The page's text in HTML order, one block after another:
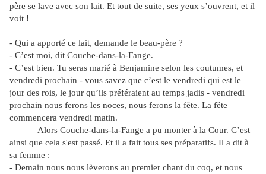
père se lave avec son lait. Et tout de suite, ses yeux s’ouvrent, et il
voit !
- Qui a apporté ce lait, demande le beau-père ?
- C’est moi, dit Couche-dans-la-Fange.
- C’est bien. Tu seras marié à Benjamine selon les coutumes, et
vendredi prochain - vous savez que c’est le vendredi qui est le
jour des rois, le jour qu’ils préféraient au temps jadis - vendredi
prochain nous ferons les noces, nous ferons la fête. La fête
commencera vendredi matin.
Alors Couche-dans-la-Fange a pu monter à la Cour. C’est
ainsi que cela s'est passé. Et il a fait tous ses préparatifs. Il a dit à
sa femme :
- Demain nous nous lèverons au premier chant du coq, et nous